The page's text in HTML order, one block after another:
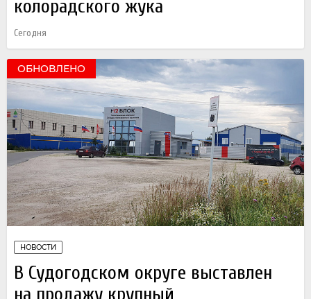
колорадского жука
Сегодня
ОБНОВЛЕНО
НОВОСТИ
В Судогодском округе выставлен
на продажу крупный